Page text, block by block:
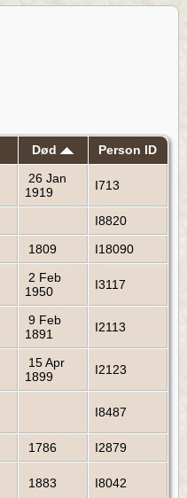
Død Person ID
26 Jan
1919
I713
I8820
1809 I18090
2 Feb
1950
I3117
9 Feb
1891
I2113
15 Apr
1899
I2123
I8487
1786 I2879
1883 I8042